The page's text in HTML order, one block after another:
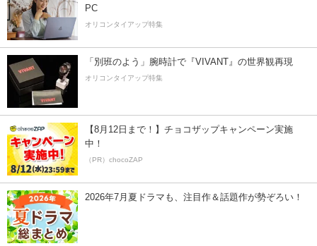
PC
オリコンタイアップ特集
「別班のよう」腕時計で『VIVANT』の世界観再現
オリコンタイアップ特集
【8月12日まで！】チョコザップキャンペーン実施
中！
（PR）chocoZAP
2026年7月夏ドラマも、注目作＆話題作が勢ぞろい！